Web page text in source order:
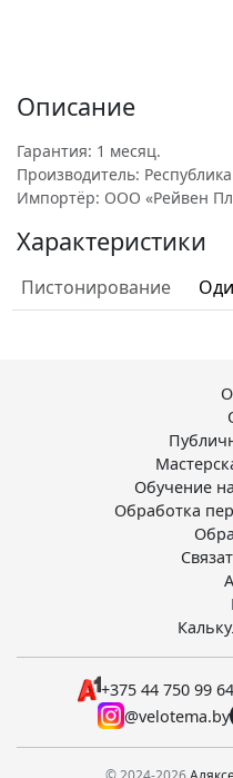
Описание
Гарантия: 1 месяц.
Производитель:
Импортёр: ООО «Рейвен
Характеристики
Пистонирование
Обучение
Обработка
+375 44 750 99 64
@velotema.by